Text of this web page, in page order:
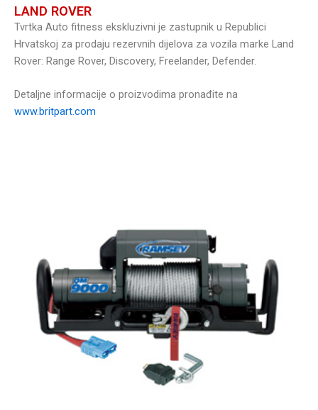
LAND ROVER
Tvrtka Auto fitness ekskluzivni je zastupnik u Republici
Hrvatskoj za prodaju rezervnih dijelova za vozila marke Land
Rover: Range Rover, Discovery, Freelander, Defender.
Detaljne informacije o proizvodima pronađite na
www.britpart.com